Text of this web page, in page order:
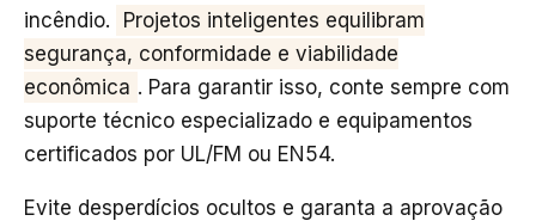
incêndio.
Projetos inteligentes equilibram
segurança, conformidade e viabilidade
econômica . Para garantir isso, conte sempre com
suporte técnico especializado e equipamentos
certificados por UL/FM ou EN54.
Evite desperdícios ocultos e garanta a aprovação